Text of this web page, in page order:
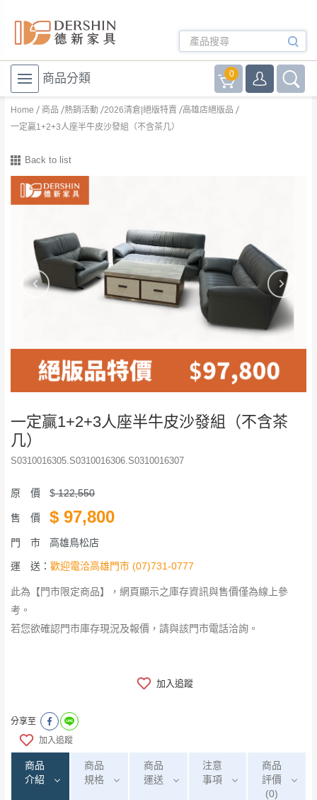
商品分類 0
Home 商品 熱銷活動 2026清倉|絕版特賣
高雄店絕版品
一定贏1+2+3人座半牛皮沙發組（不含茶几）
Back to list
一定贏1+2+3人座半牛皮沙發組（不含茶
几）
S0310016305.S0310016306.S0310016307
原 價 $122,550
售 價 $ 97,800
門 市 高雄鳥松店
運 送： 歡迎電洽高雄門市 (07)731-0777
此為【門市限定商品】，網頁顯示之庫存資訊與售價僅為線上參
考。
若您欲確認門市庫存現況及報價，請與該門市電話洽詢。
加入追蹤
分享至
加入追蹤
商品
介紹
商品
規格
商品
運送
注意
事項
商品
評價
(0)